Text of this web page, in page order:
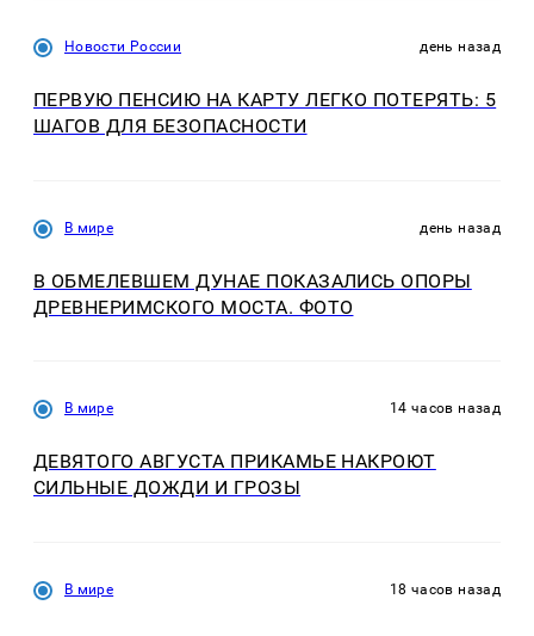
Новости России день назад
ПЕРВУЮ ПЕНСИЮ НА КАРТУ ЛЕГКО ПОТЕРЯТЬ: 5
ШАГОВ ДЛЯ БЕЗОПАСНОСТИ
В мире день назад
В ОБМЕЛЕВШЕМ ДУНАЕ ПОКАЗАЛИСЬ ОПОРЫ
ДРЕВНЕРИМСКОГО МОСТА. ФОТО
В мире 14 часов назад
ДЕВЯТОГО АВГУСТА ПРИКАМЬЕ НАКРОЮТ
СИЛЬНЫЕ ДОЖДИ И ГРОЗЫ
В мире 18 часов назад